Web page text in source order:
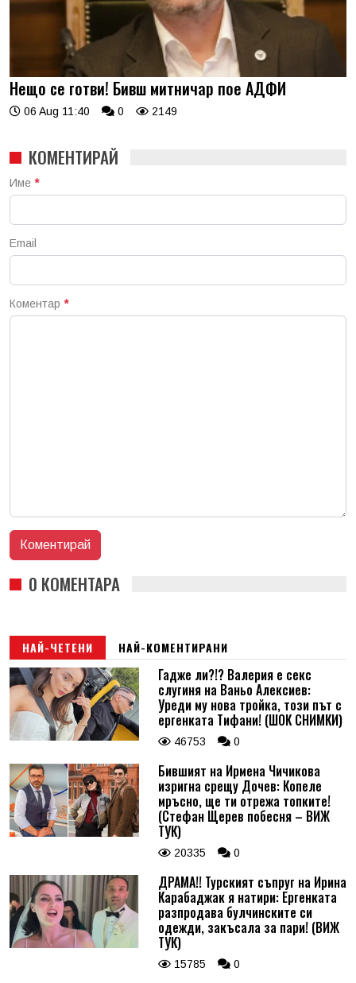
Нещо се готви! Бивш митничар пое АДФИ
06 Aug 11:40 0 2149
КОМЕНТИРАЙ
Име *
Email
Коментар *
0 КОМЕНТАРА
НАЙ-ЧЕТЕНИ НАЙ-КОМЕНТИРАНИ
Гадже ли?!? Валерия е секс
слугиня на Ваньо Алексиев:
Уреди му нова тройка, този път с
ергенката Тифани! (ШОК СНИМКИ)
46753 0
Бившият на Ирмена Чичикова
изригна срещу Дочев: Копеле
мръсно, ще ти отрежа топките!
(Стефан Щерев побесня – ВИЖ
ТУК)
20335 0
ДРАМА!! Турският съпруг на Ирина
Карабаджак я натири: Ергенката
разпродава булчинските си
одежди, закъсала за пари! (ВИЖ
ТУК)
15785 0